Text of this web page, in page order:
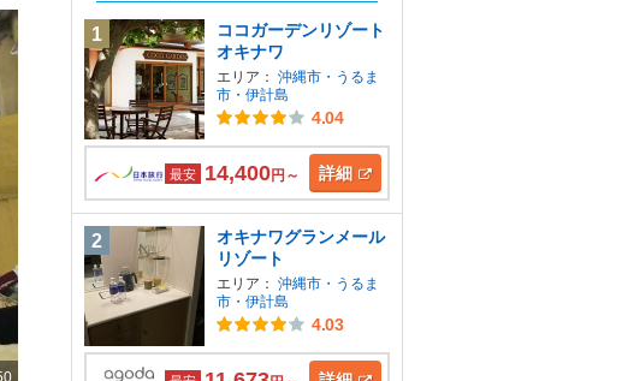
1
ココガーデンリゾート
オキナワ
エリア：沖縄市・うるま
市・伊計島
4.04
最安 14,400円～ 詳細
2
オキナワグランメール
リゾート
エリア：沖縄市・うるま
市・伊計島
4.03